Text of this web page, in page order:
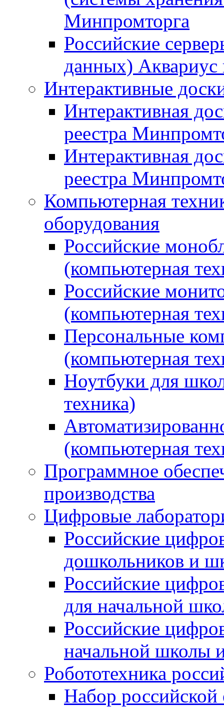
Минпромторга
Российские
данных) Аквариус
Интерактивные
Интерактивная
реестра
Интерактивная
реестра
Компьютерная
оборудования
Российские
(компьютерная
Российские
(компьютерная
Персональные
(компьютерная
Ноутбуки для
техника)
(компьютерная
Программное
производства
Цифровые
Российские
дошкольников и
Российские
для начальной
Российские
начальной школы
Робототехника
Набор российской